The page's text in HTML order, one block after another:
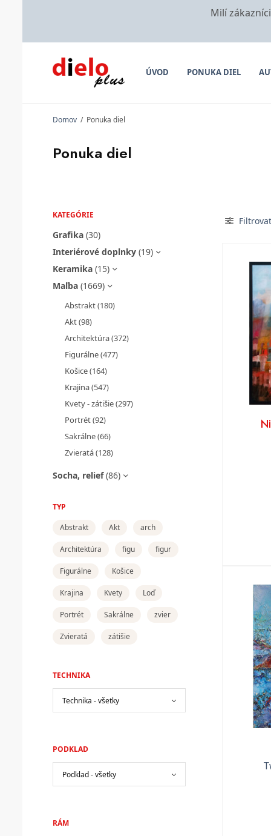
Milí
ÚVOD PONUKA DIEL
Domov / Ponuka diel
Ponuka diel
KATEGÓRIE
Grafika (30)
Interiérové doplnky (19)
Keramika (15)
Maľba (1669)
Abstrakt(180)
Akt(98)
Architektúra(372)
Figurálne(477)
Košice(164)
Krajina(547)
Kvety - zátišie(297)
Portrét(92)
Sakrálne(66)
Zvieratá(128)
Socha, relief (86)
TYP
Abstrakt
Akt arch
Architektúra figu figur
Figurálne Košice
Krajina Kvety Loď
Portrét Sakrálne zvier
Zvieratá zátišie
TECHNIKA
PODKLAD
RÁM
Filtrovať